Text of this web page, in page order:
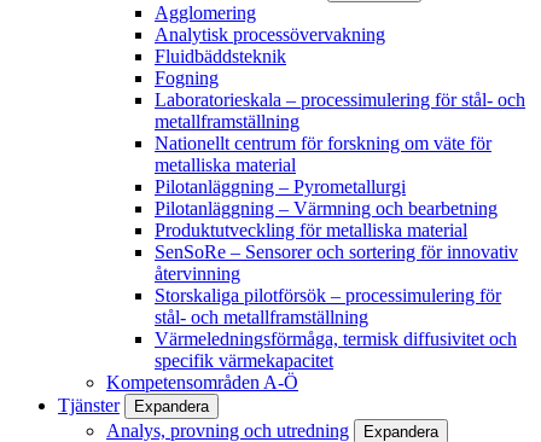
Agglomering
Analytisk processövervakning
Fluidbäddsteknik
Fogning
Laboratorieskala – processimulering för stål- och
metallframställning
Nationellt centrum för forskning om väte för
metalliska material
Pilotanläggning – Pyrometallurgi
Pilotanläggning – Värmning och bearbetning
Produktutveckling för metalliska material
SenSoRe – Sensorer och sortering för innovativ
återvinning
Storskaliga pilotförsök – processimulering för
stål- och metallframställning
Värmeledningsförmåga, termisk diffusivitet och
specifik värmekapacitet
Kompetensområden A-Ö
Tjänster
Expandera
Analys, provning och utredning Expandera